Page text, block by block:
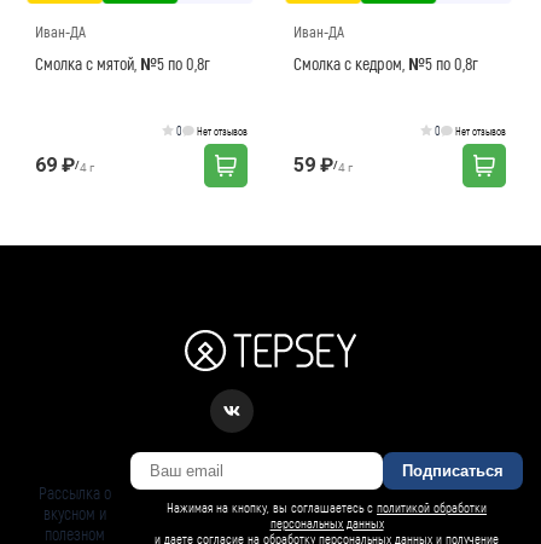
Иван-ДА
Смолка с мятой, №5 по 0,8г
0 Нет отзывов
69 ₽/4 г
Иван-ДА
Смолка с кедром, №5 по 0,8г
0 Нет отзывов
59 ₽/4 г
Рассылка о
вкусном и
полезном
Подписаться
Нажимая на кнопку, вы соглашаетесь с политикой обработки
персональных данных
и даете согласие на обработку персональных данных и получение